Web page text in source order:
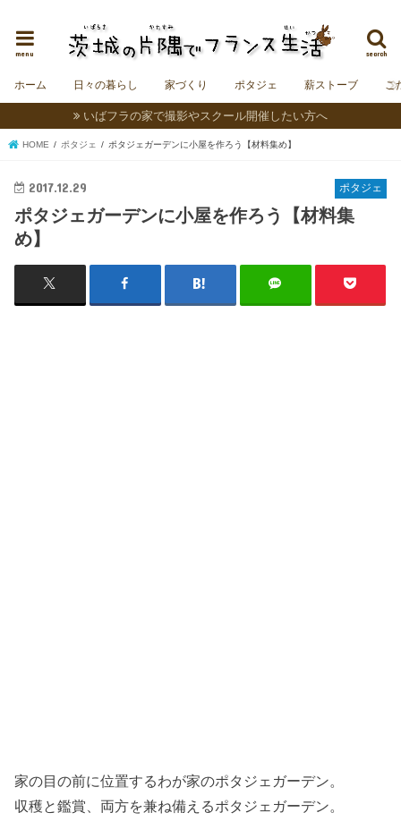
search
menu
ホーム 日々の暮らし 家づくり ポタジェ 薪ストーブ こ
いばフラの家で撮影やスクール開催したい方へ
HOME ポタジェ ポタジェガーデンに小屋を作ろう【材料集め】
ポタジェ
2017.12.29
ポタジェガーデンに小屋を作ろう【材料集
め】
家の目の前に位置するわが家のポタジェガーデン。
収穫と鑑賞、両方を兼ね備えるポタジェガーデン。